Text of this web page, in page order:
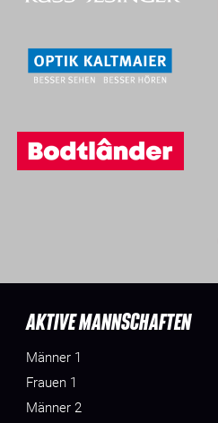
AKTIVE MANNSCHAFTEN
Männer 1
Frauen 1
Männer 2